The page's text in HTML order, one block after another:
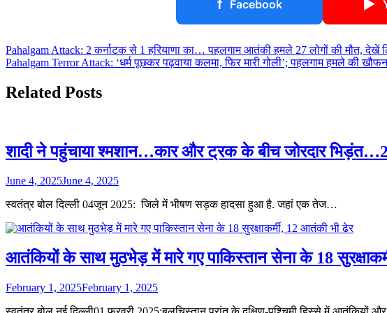
f Facebook ▶
Post
navigation
Pahalgam Attack: 2 कर्नाटक से 1 हरियाणा का… पहलगाम आतंकी हमले 27 लोगों की मौत, देखें
Pahalgam Terror Attack: ‘धर्म पूछकर पढ़वाया कलमा, फिर मारी गोली’; पहलगाम हमले की
Related Posts
शादी ने पहुंचाया श्मशान…कार और ट्रक के बीच जोरदार
June 4, 2025June 4, 2025
स्वतंत्र बोल दिल्ली 04जून 2025: जिले में भीषण सड़क हादसा हुआ है. जहां एक तेज…
आतंकियों के साथ मुठभेड़ में मारे गए पाकिस्तान सेना के 18
February 1, 2025February 1, 2025